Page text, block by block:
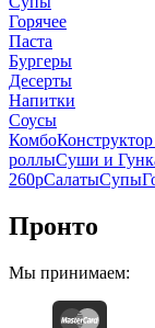
Горячее
Паста
Бургеры
Десерты
Напитки
Соусы
Комбо
роллыСуши и
260рСалатыСупы
Пронто
Мы принимаем: